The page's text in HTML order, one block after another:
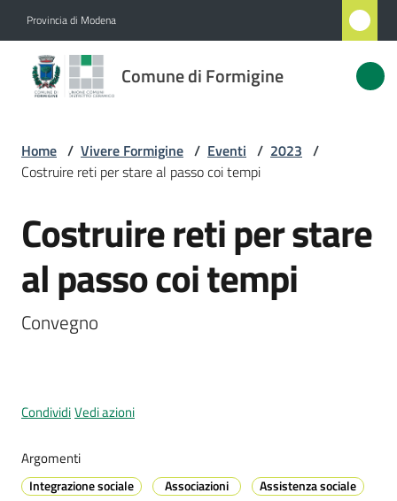
Provincia di Modena
Comune di Formigine
Comune
di
Novità
Servizi
Vivere
Prenotazione
appuntamenti
Home / Vivere Formigine / Eventi / 2023 /
Costruire reti per stare al passo coi tempi
Salta al contenuto
Costruire reti per stare
al passo coi tempi
Convegno
CondividiVedi azioni
Argomenti
Integrazione sociale Associazioni Assistenza sociale